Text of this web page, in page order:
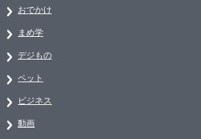
おでかけ
まめ学
デジもの
ペット
ビジネス
動画